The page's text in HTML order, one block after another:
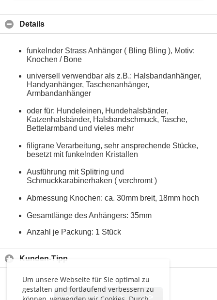
Um unsere Webseite für Sie optimal zu
gestalten und fortlaufend verbessern zu
Details
funkelnder Strass Anhänger ( Bling Bling ), Motiv:
Knochen / Bone
universell verwendbar als z.B.: Halsbandanhänger,
Handyanhänger, Taschenanhänger,
Armbandanhänger
oder für: Hundeleinen, Hundehalsbänder,
Katzenhalsbänder, Halsbandschmuck, Tasche,
Bettelarmband und vieles mehr
filigrane Verarbeitung, sehr ansprechende Stücke,
besetzt mit funkelnden Kristallen
Ausführung mit Splitring und
Schmuckkarabinerhaken ( verchromt )
Abmessung Knochen: ca. 30mm breit, 18mm hoch
Gesamtlänge des Anhängers: 35mm
Anzahl je Packung: 1 Stück
Kunden-Tipp
<< < > >>